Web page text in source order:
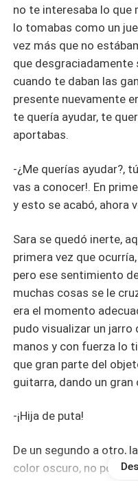
no te interesaba lo que
lo tomabas como un
vez más que no
que desgraciadamente
cuando te daban las
presente nuevamente
te quería ayudar, te
aportabas.
-¿Me querías ayudar?,
vas a conocer!. En
y esto se acabó, ahora
Sara se quedó inerte,
primera vez que
pero ese sentimiento
muchas cosas se le
era el momento
pudo visualizar un
manos y con fuerza lo
que gran parte del
guitarra, dando un gran
-¡Hija de puta!
De un segundo a otro,
color oscuro, no podía